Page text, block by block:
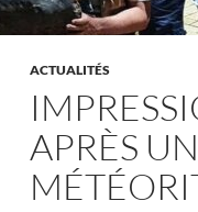
ACTUALITÉS
APRÈS